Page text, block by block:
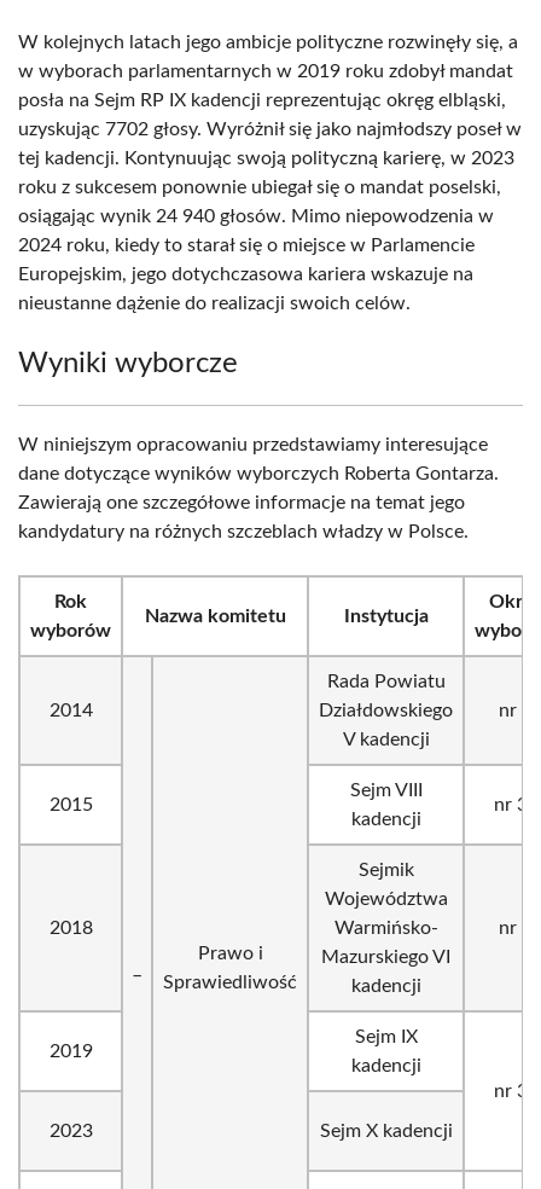
W kolejnych latach jego ambicje polityczne rozwinęły się, a
w wyborach parlamentarnych w 2019 roku zdobył mandat
posła na Sejm RP IX kadencji reprezentując okręg elbląski,
uzyskując 7702 głosy. Wyróżnił się jako najmłodszy poseł w
tej kadencji. Kontynuując swoją polityczną karierę, w 2023
roku z sukcesem ponownie ubiegał się o mandat poselski,
osiągając wynik 24 940 głosów. Mimo niepowodzenia w
2024 roku, kiedy to starał się o miejsce w Parlamencie
Europejskim, jego dotychczasowa kariera wskazuje na
nieustanne dążenie do realizacji swoich celów.
Wyniki wyborcze
W niniejszym opracowaniu przedstawiamy interesujące
dane dotyczące wyników wyborczych Roberta Gontarza.
Zawierają one szczegółowe informacje na temat jego
kandydatury na różnych szczeblach władzy w Polsce.
Rok
wyborów
Nazwa komitetu Instytucja
2014
Prawo i
Sprawiedliwość
Rada Powiatu
Działdowskiego
V kadencji
nr 3
2015
Sejm VIII
kadencji
nr 34
2018
Sejmik
Województwa
Warmińsko-
Mazurskiego VI
kadencji
nr 2
2019
Sejm IX
kadencji
nr 34
2023 Sejm X kadencji